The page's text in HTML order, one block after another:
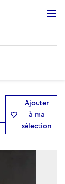
Ajouter
à ma
sélection